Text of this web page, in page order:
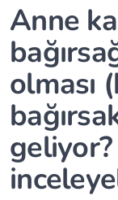
Anne
olması